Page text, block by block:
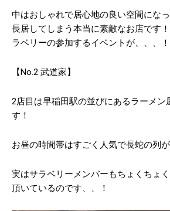
中はおしゃれで居心地の良い空間にな
長居してしまう本当に素敵なお店です
ラベリーの参加するイベントが、、、！
【No.2 武道家】
2店目は早稲田駅の並びにあるラーメン
す！
お昼の時間帯はすごく人気で長蛇の列
実はサラベリーメンバーもちょくちょ
頂いているのです、、！